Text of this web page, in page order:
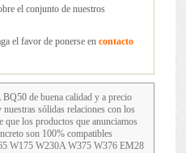
el conjunto de nuestros
el favor de ponerse en contacto
BQ50de buena calidad y a precio
sólidas relaciones con los
que los productos que anunciamos
son 100% compatibles
W175 W230A W375 W376 EM28